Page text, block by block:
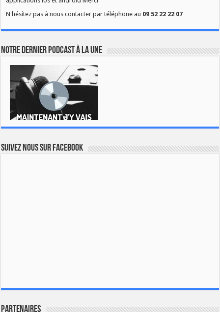
N'hésitez pas à nous contacter par téléphone au 09 52 22 22 07
Notre dernier podcast à la une
Suivez nous sur Facebook
Partenaires